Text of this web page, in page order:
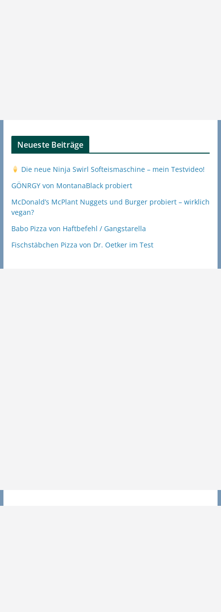
Neueste Beiträge
Die neue Ninja Swirl Softeismaschine – mein Testvideo!
GÖNRGY von MontanaBlack probiert
McDonald’s McPlant Nuggets und Burger probiert – wirklich
vegan?
Babo Pizza von Haftbefehl / Gangstarella
Fischstäbchen Pizza von Dr. Oetker im Test